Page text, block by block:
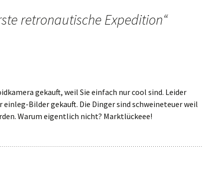
retronautische Expedition“
gekauft, weil Sie einfach nur cool sind. Leider
einleg-Bilder gekauft. Die Dinger sind schweineteuer weil
Warum eigentlich nicht? Marktlückeee!